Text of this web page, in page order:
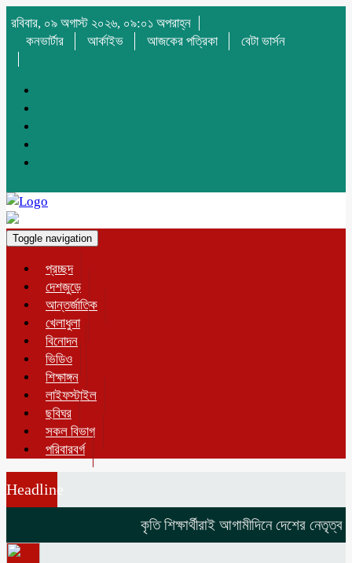
রবিবার, ০৯ অগাস্ট ২০২৬, ০৯:০১ অপরাহ্ন
কনভার্টার
আর্কাইভ আজকের পত্রিকা বেটা ভার্সন
Toggle navigation
প্রচ্ছদ
দেশজুড়ে
আন্তর্জাতিক
খেলাধুলা
বিনোদন
ভিডিও
শিক্ষাঙ্গন
লাইফস্টাইল
ছবিঘর
সকল বিভাগ
পরিবারবর্গ
Headline
কৃতি শিক্ষার্থীরাই আগামীদিনে দেশের নেতৃত্ব